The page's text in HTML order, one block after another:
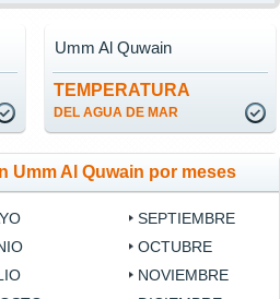
TEMPERATURA
DEL AGUA DE MAR
Umm Al Quwain
Umm Al Quwain por meses
SEPTIEMBRE
OCTUBRE
NOVIEMBRE